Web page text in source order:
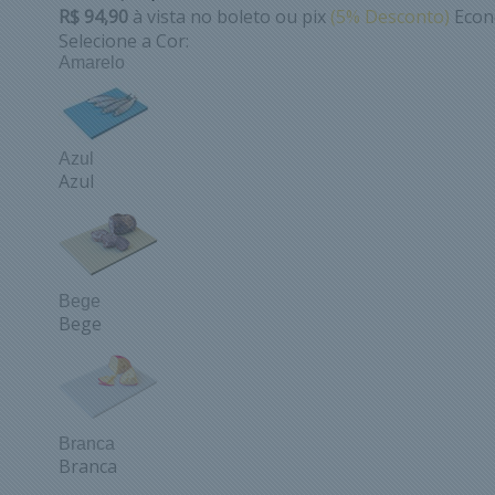
R$ 94,90 à vista no boleto ou pix (5% Desconto)
Selecione a Cor:
Amarelo
Azul
Azul
Bege
Bege
Branca
Branca